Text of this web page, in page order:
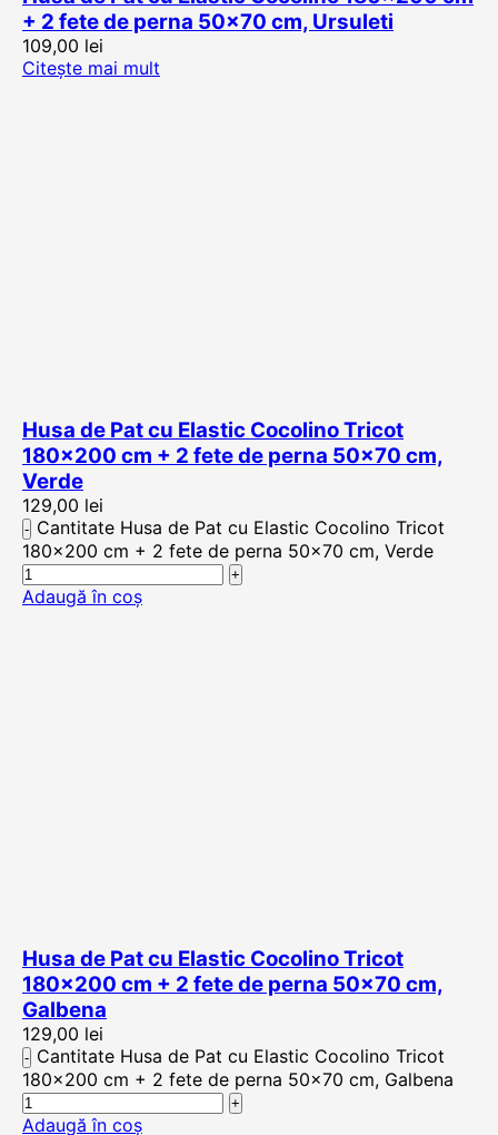
+ 2 fete de perna 50×70 cm, Ursuleti
109,00 lei
Citește mai mult
Husa de Pat cu Elastic Cocolino Tricot
180×200 cm + 2 fete de perna 50×70 cm,
Verde
129,00 lei
Cantitate Husa de Pat cu Elastic Cocolino Tricot
180x200 cm + 2 fete de perna 50x70 cm, Verde
Adaugă în coș
Husa de Pat cu Elastic Cocolino Tricot
180×200 cm + 2 fete de perna 50×70 cm,
Galbena
129,00 lei
Cantitate Husa de Pat cu Elastic Cocolino Tricot
180x200 cm + 2 fete de perna 50x70 cm, Galbena
Adaugă în coș